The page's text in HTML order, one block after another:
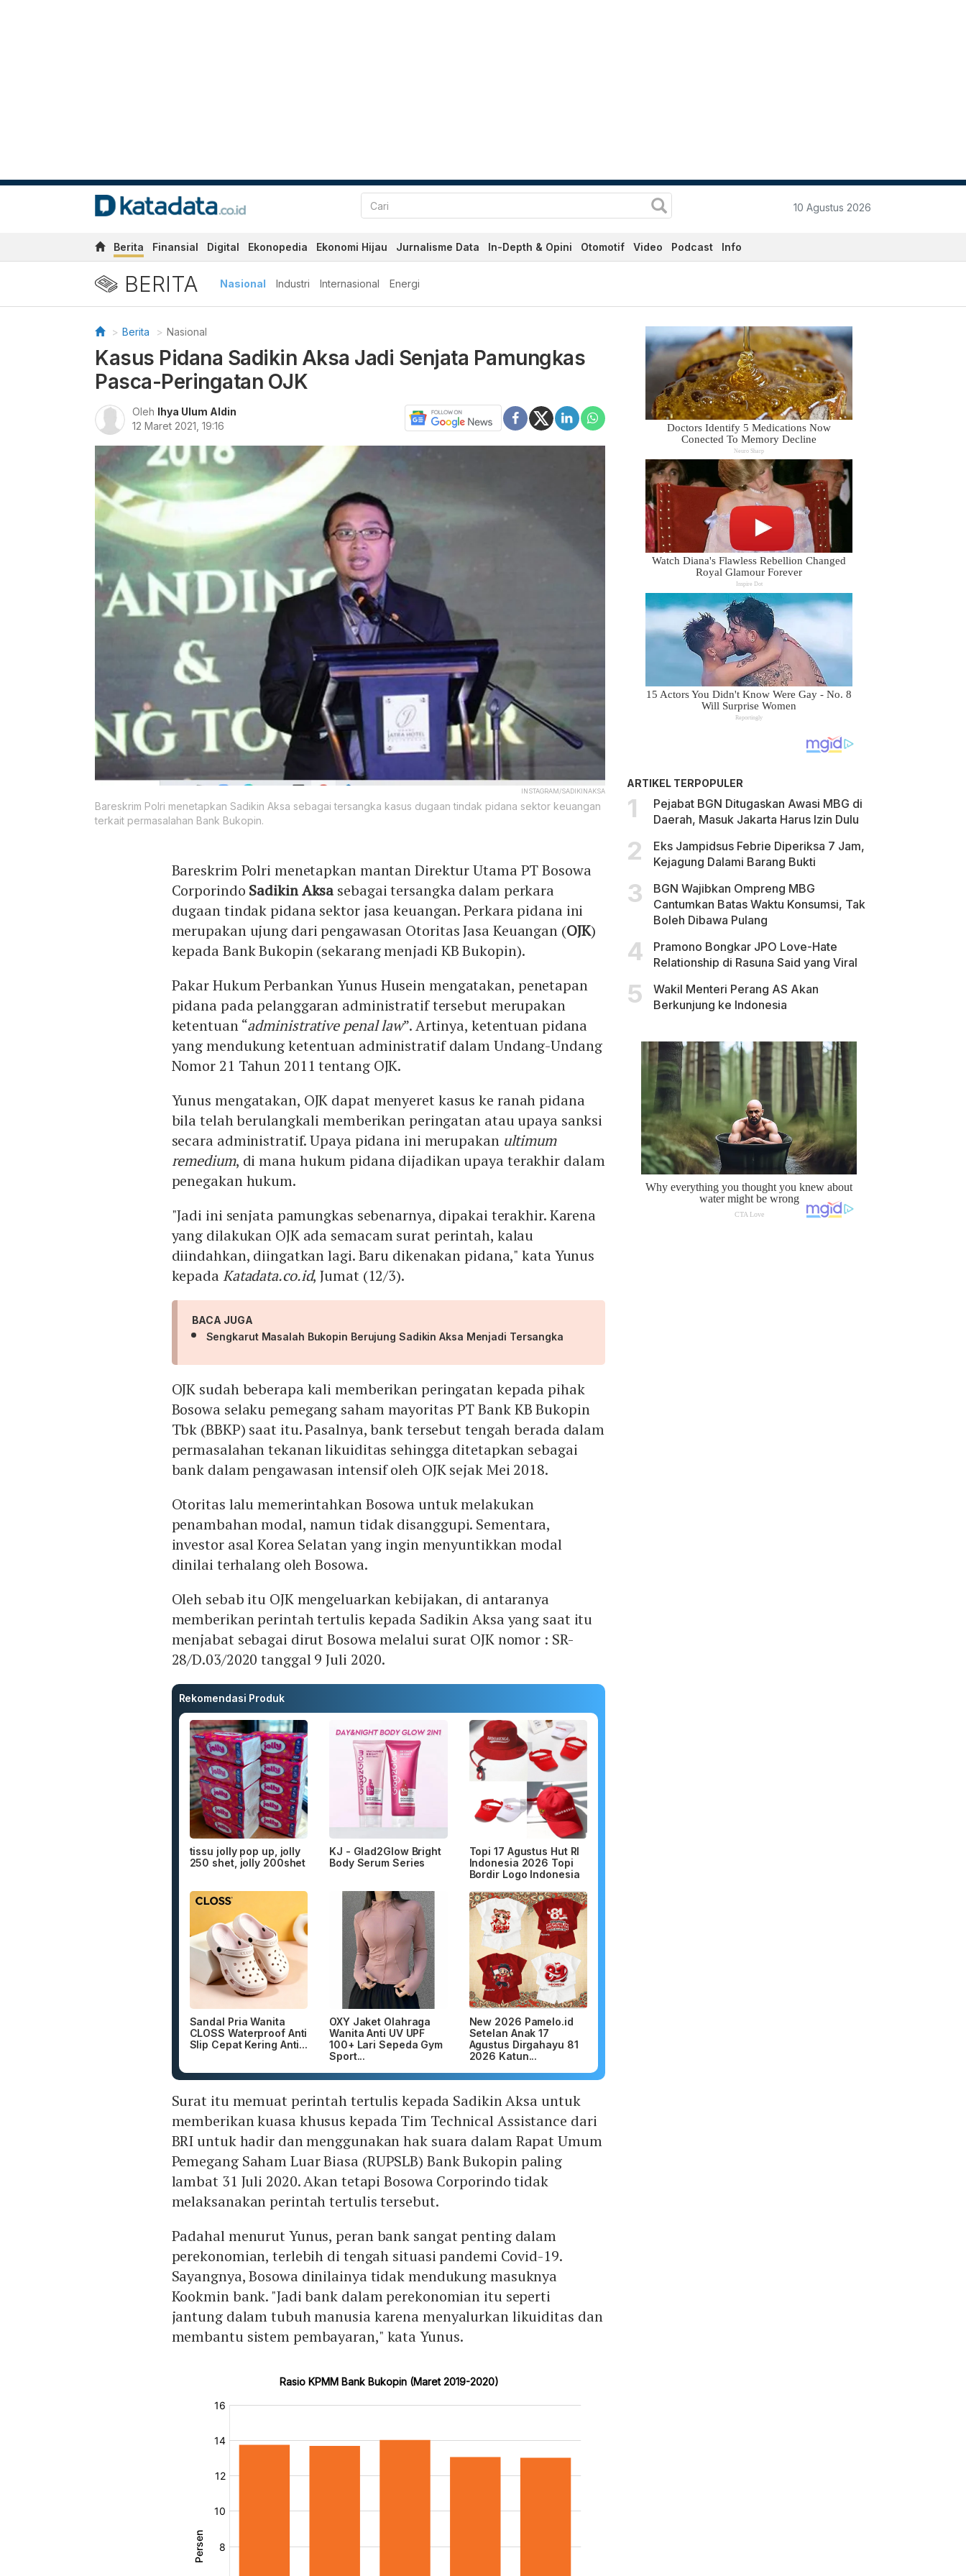
10 Agustus 2026
Berita Finansial Digital Ekonopedia Ekonomi Hijau Jurnalisme Data In-Depth & Opini Otomotif Video Podcast Info
BERITA Nasional Industri Internasional Energi
Berita Nasional
Kasus Pidana Sadikin Aksa Jadi Senjata Pamungkas
Pasca-Peringatan OJK
Oleh Ihya Ulum Aldin
12 Maret 2021, 19:16
INSTAGRAM/SADIKINAKSA
Bareskrim Polri menetapkan Sadikin Aksa sebagai tersangka kasus dugaan tindak pidana sektor keuangan
terkait permasalahan Bank Bukopin.
Bareskrim Polri menetapkan mantan Direktur Utama PT Bosowa
Corporindo Sadikin Aksa sebagai tersangka dalam perkara
dugaan tindak pidana sektor jasa keuangan. Perkara pidana ini
merupakan ujung dari pengawasan Otoritas Jasa Keuangan (OJK)
kepada Bank Bukopin (sekarang menjadi KB Bukopin).
Pakar Hukum Perbankan Yunus Husein mengatakan, penetapan
pidana pada pelanggaran administratif tersebut merupakan
ketentuan “administrative penal law”. Artinya, ketentuan pidana
yang mendukung ketentuan administratif dalam Undang-Undang
Nomor 21 Tahun 2011 tentang OJK.
Yunus mengatakan, OJK dapat menyeret kasus ke ranah pidana
bila telah berulangkali memberikan peringatan atau upaya sanksi
secara administratif. Upaya pidana ini merupakan ultimum
remedium, di mana hukum pidana dijadikan upaya terakhir dalam
penegakan hukum.
"Jadi ini senjata pamungkas sebenarnya, dipakai terakhir. Karena
yang dilakukan OJK ada semacam surat perintah, kalau
diindahkan, diingatkan lagi. Baru dikenakan pidana," kata Yunus
kepadaKatadata.co.id, Jumat (12/3).
BACA JUGA
Sengkarut Masalah Bukopin Berujung Sadikin Aksa Menjadi Tersangka
OJK sudah beberapa kali memberikan peringatan kepada pihak
Bosowa selaku pemegang saham mayoritas PT Bank KB Bukopin
Tbk (BBKP) saat itu. Pasalnya, bank tersebut tengah berada dalam
permasalahan tekanan likuiditas sehingga ditetapkan sebagai
bank dalam pengawasan intensif oleh OJK sejak Mei 2018.
Otoritas lalu memerintahkan Bosowa untuk melakukan
penambahan modal, namun tidak disanggupi. Sementara,
investor asal Korea Selatan yang ingin menyuntikkan modal
dinilai terhalang oleh Bosowa.
Oleh sebab itu OJK mengeluarkan kebijakan, di antaranya
memberikan perintah tertulis kepada Sadikin Aksa yang saat itu
menjabat sebagai dirut Bosowa melalui surat OJK nomor : SR-
28/D.03/2020 tanggal 9 Juli 2020.
Rekomendasi Produk
tissu jolly pop up, jolly
250 shet, jolly 200shet
KJ - Glad2Glow Bright
Body Serum Series
Topi 17 Agustus Hut RI
Indonesia 2026 Topi
Bordir Logo Indonesia
Sandal Pria Wanita
CLOSS Waterproof Anti
Slip Cepat Kering Anti...
OXY Jaket Olahraga
Wanita Anti UV UPF
100+ Lari Sepeda Gym
Sport...
New 2026 Pamelo.id
Setelan Anak 17
Agustus Dirgahayu 81
2026 Katun...
Surat itu memuat perintah tertulis kepada Sadikin Aksa untuk
memberikan kuasa khusus kepada Tim Technical Assistance dari
BRI untuk hadir dan menggunakan hak suara dalam Rapat Umum
Pemegang Saham Luar Biasa (RUPSLB) Bank Bukopin paling
lambat 31 Juli 2020. Akan tetapi Bosowa Corporindo tidak
melaksanakan perintah tertulis tersebut.
Padahal menurut Yunus, peran bank sangat penting dalam
perekonomian, terlebih di tengah situasi pandemi Covid-19.
Sayangnya, Bosowa dinilainya tidak mendukung masuknya
Kookmin bank. "Jadi bank dalam perekonomian itu seperti
jantung dalam tubuh manusia karena menyalurkan likuiditas dan
membantu sistem pembayaran," kata Yunus.
ARTIKEL TERPOPULER
Pejabat BGN Ditugaskan Awasi MBG di
Daerah, Masuk Jakarta Harus Izin Dulu
Eks Jampidsus Febrie Diperiksa 7 Jam,
Kejagung Dalami Barang Bukti
BGN Wajibkan Ompreng MBG
Cantumkan Batas Waktu Konsumsi, Tak
Boleh Dibawa Pulang
Pramono Bongkar JPO Love-Hate
Relationship di Rasuna Said yang Viral
Wakil Menteri Perang AS Akan
Berkunjung ke Indonesia